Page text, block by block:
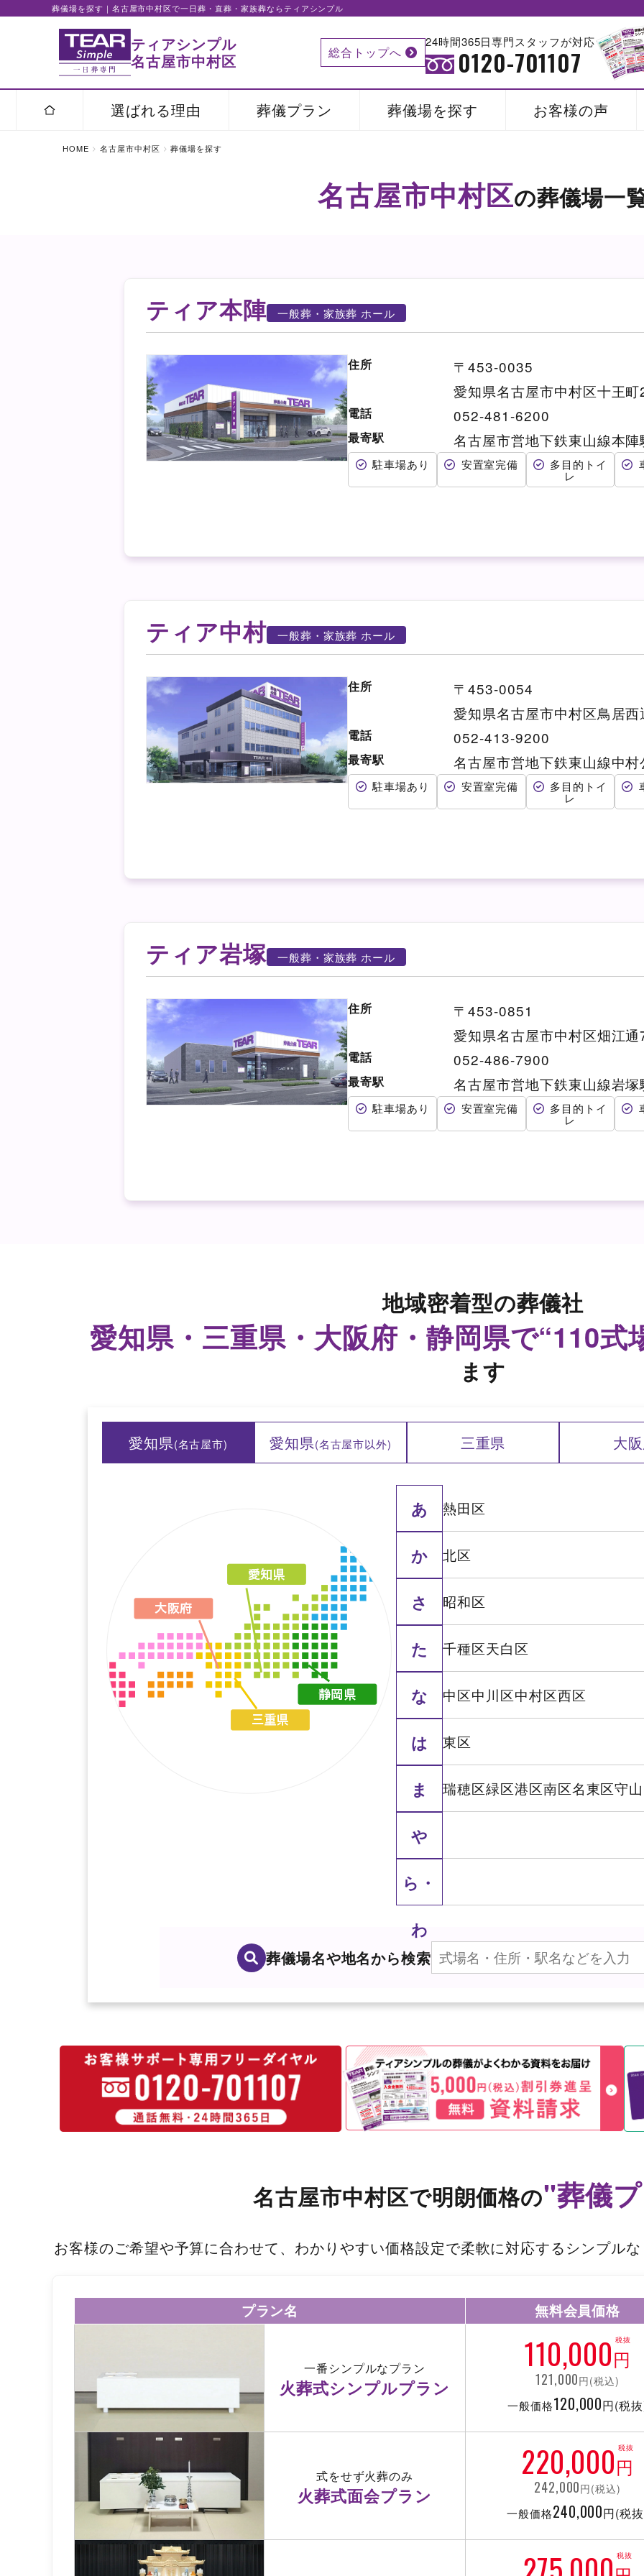
葬儀場を探す｜名古屋市中村区で一日葬・直葬・家族葬ならティアシンプル
ティアシンプル
名古屋市中村区
総合トップへ
24時間365日専門スタッフが対応
0120-701107
選ばれる理由 葬儀プラン 葬儀場を探す お客様の声
HOME 名古屋市中村区 葬儀場を探す
名古屋市中村区の葬儀場一
ティア本陣 一般葬・家族葬 ホール
住所
〒453-0035
愛知県名古屋市中村区十王
電話 052-481-6200
最寄駅 名古屋市営地下鉄東山線本
駐車場あり 安置室完備 多目的トイ
レ
ティア中村 一般葬・家族葬 ホール
住所
〒453-0054
愛知県名古屋市中村区鳥居
電話 052-413-9200
最寄駅 名古屋市営地下鉄東山線中
駐車場あり 安置室完備 多目的トイ
レ
ティア岩塚 一般葬・家族葬 ホール
住所
〒453-0851
愛知県名古屋市中村区畑江
電話 052-486-7900
最寄駅 名古屋市営地下鉄東山線岩
駐車場あり 安置室完備 多目的トイ
レ
地域密着型の葬儀社
愛知県・三重県・大阪府・静岡県で“110式
ます
愛知県(名古屋市) 愛知県(名古屋市以外) 三重県 大
あ
か
さ
た
な
は
ま
や
ら・
わ
熱田区
北区
昭和区
千種区天白区
中区中川区中村区西区
東区
瑞穂区緑区港区南区名東区守
葬儀場名や地名から検索
名古屋市中村区で明朗価格の"葬儀
お客様のご希望や予算に合わせて、わかりやすい価格設定で柔軟に対応するシンプル
プラン名 無料会員価格
一番シンプルなプラン
火葬式シンプルプラン
110,000円
税抜
121,000円(税込)
一般価格120,000円(税
式をせず火葬のみ
火葬式面会プラン
220,000円
税抜
242,000円(税込)
一般価格240,000円(税
税抜